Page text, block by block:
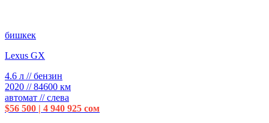
бишкек
Lexus GX
4.6 л // бензин
2020 // 84600 км
автомат // слева
$56 500 | 4 940 925 сом